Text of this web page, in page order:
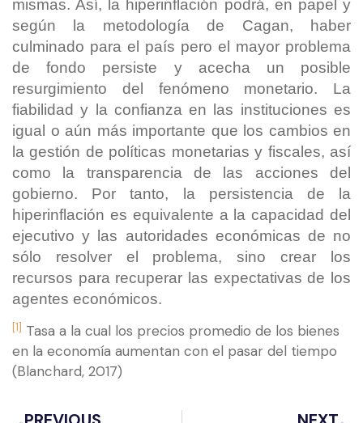
mismas. Así, la hiperinflación podrá, en papel y
según la metodología de Cagan, haber
culminado para el país pero el mayor problema
de fondo persiste y acecha un posible
resurgimiento del fenómeno monetario. La
fiabilidad y la confianza en las instituciones es
igual o aún más importante que los cambios en
la gestión de políticas monetarias y fiscales, así
como la transparencia de las acciones del
gobierno. Por tanto, la persistencia de la
hiperinflación es equivalente a la capacidad del
ejecutivo y las autoridades económicas de no
sólo resolver el problema, sino crear los
recursos para recuperar las expectativas de los
agentes económicos.
[1] Tasa a la cual los precios promedio de los bienes
en la economía aumentan con el pasar del tiempo
(Blanchard, 2017)